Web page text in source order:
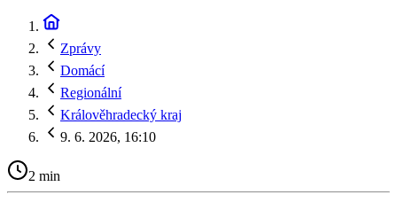
Zprávy
Domácí
Regionální
Králověhradecký kraj
9. 6. 2026, 16:10
2 min